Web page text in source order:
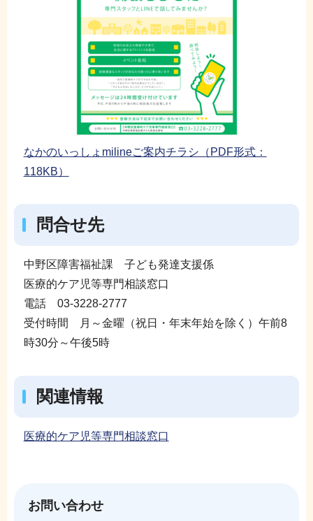
なかのいっしょmilineご案内チラシ（PDF形式：
118KB）
問合せ先
中野区障害福祉課 子ども発達支援係
医療的ケア児等専門相談窓口
電話 03-3228-2777
受付時間 月～金曜（祝日・年末年始を除く）午前8
時30分～午後5時
関連情報
医療的ケア児等専門相談窓口
お問い合わせ